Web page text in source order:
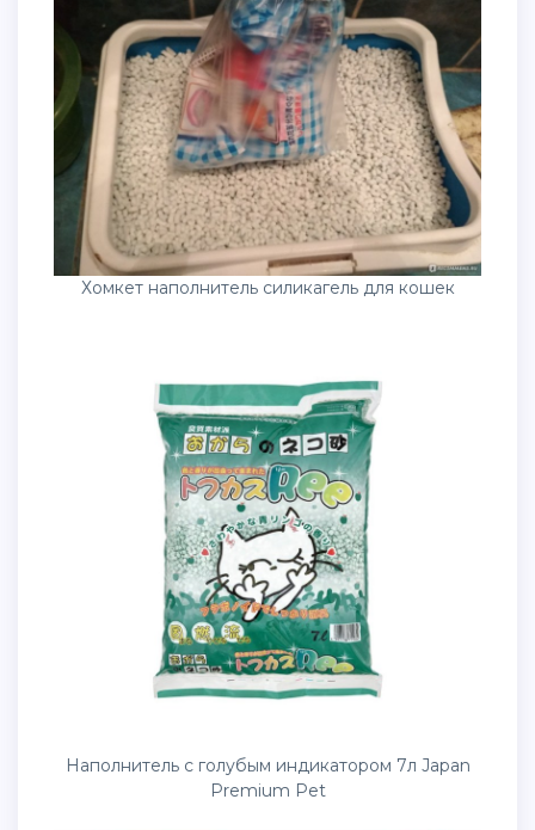
Хомкет наполнитель силикагель для кошек
Наполнитель с голубым индикатором 7л Japan
Premium Pet